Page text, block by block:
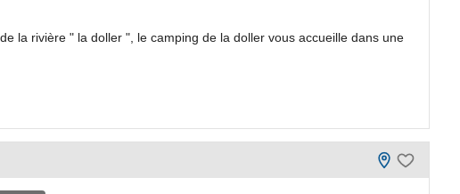
la rivière " la doller ", le camping de la doller vous accueille dans une